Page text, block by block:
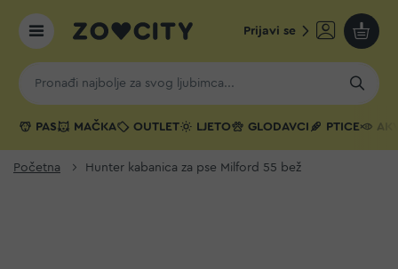
Prijavi se
Moja
PAS MAČKA OUTLET LJETO GLODAVCI PTICE
Početna Hunter kabanica za pse Milford 55 bež